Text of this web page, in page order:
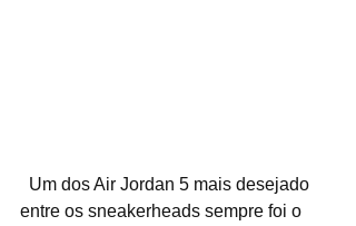
entre os sneakerheads sempre foi o